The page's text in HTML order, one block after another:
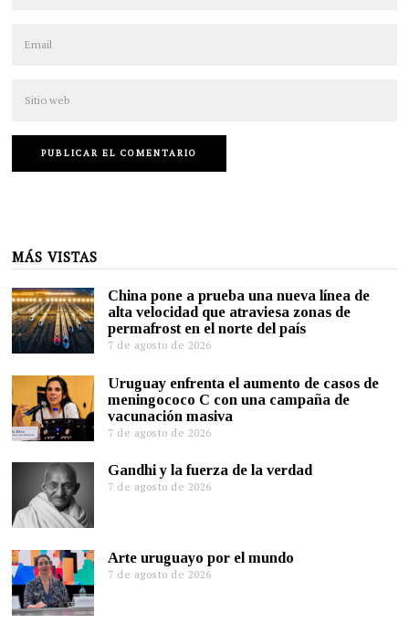
MÁS VISTAS
China pone a prueba una nueva línea de
alta velocidad que atraviesa zonas de
permafrost en el norte del país
7 de agosto de 2026
Uruguay enfrenta el aumento de casos de
meningococo C con una campaña de
vacunación masiva
7 de agosto de 2026
Gandhi y la fuerza de la verdad
7 de agosto de 2026
Arte uruguayo por el mundo
7 de agosto de 2026